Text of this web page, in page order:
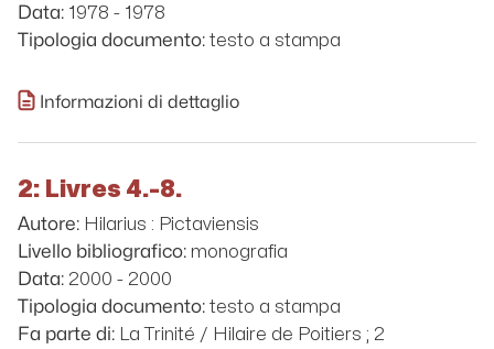
Data: 1978 - 1978
Tipologia documento: testo a stampa
Informazioni di dettaglio
2: Livres 4.-8.
Autore: Hilarius : Pictaviensis
Livello bibliografico: monografia
Data: 2000 - 2000
Tipologia documento: testo a stampa
Fa parte di: La Trinité / Hilaire de Poitiers ; 2